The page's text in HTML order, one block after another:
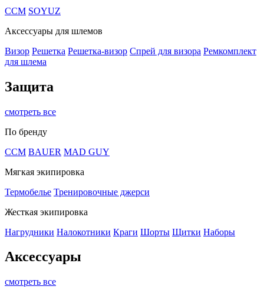
CCM SOYUZ
Аксессуары для шлемов
Визор Решетка Решетка-визор Спрей для визора Ремкомплект
для шлема
Защита
смотреть все
По бренду
CCM BAUER MAD GUY
Мягкая экипировка
Термобелье Тренировочные джерси
Жесткая экипировка
Нагрудники Налокотники Краги Шорты Щитки Наборы
Аксессуары
смотреть все